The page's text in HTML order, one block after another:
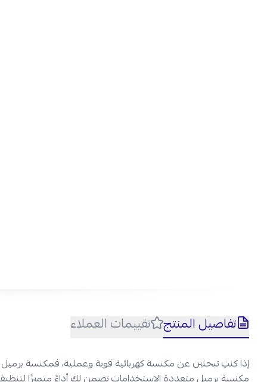
تفاصيل المنتج تقييمات العملاء
إذا كنتِ تبحثين عن مكنسة كهربائية قوية وعملية، فمكنسة برميل جي تي اي 1600 واط سعة 15 لتر هي
مكنسة برميل متعددة الاستخدامات تضمن لكِ أداءً متميزًا